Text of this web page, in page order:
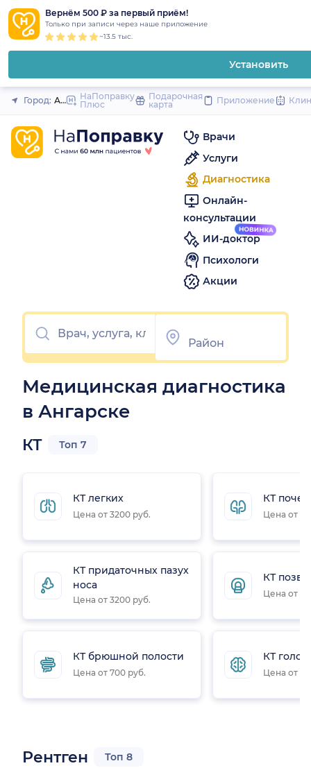
Вернём 500 ₽ за первый приём!
Только при записи через наше приложение
~13.5 тыс.
Установить
Закрыть
Город: АнгарскНаПоправку
Плюс
Подарочная
карта
Приложение
Врачи
Услуги
Диагностика
Онлайн-
консультации
ИИ-доктор
Психологи
Акции
Медицинская диагностика
в Ангарске
КТ Топ 7
КТ легких
Цена от 3200 руб.
КТ придаточных пазух
носа
Цена от 3200 руб.
КТ брюшной полости
Цена от 700 руб.
КТ почек
Цена от
КТ
Цена от
КТ
Цена от
Рентген Топ 8